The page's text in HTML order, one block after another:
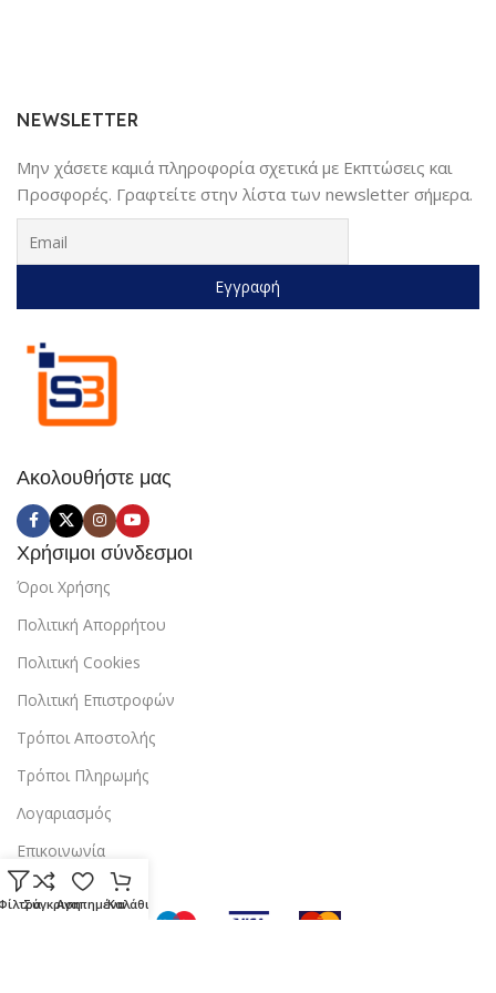
Ακολουθήστε μας
Χρήσιμοι σύνδεσμοι
Όροι Χρήσης
Πολιτική Απορρήτου
Πολιτική Cookies
Πολιτική Επιστροφών
Τρόποι Αποστολής
Τρόποι Πληρωμής
Λογαριασμός
Επικοινωνία
NEWSLETTER
Μην χάσετε καμιά πληροφορία σχετικά με Εκπτώσεις και
Προσφορές. Γραφτείτε στην λίστα των newsletter σήμερα.
ΣύγκρισηΑγαπημέναΚαλάθι